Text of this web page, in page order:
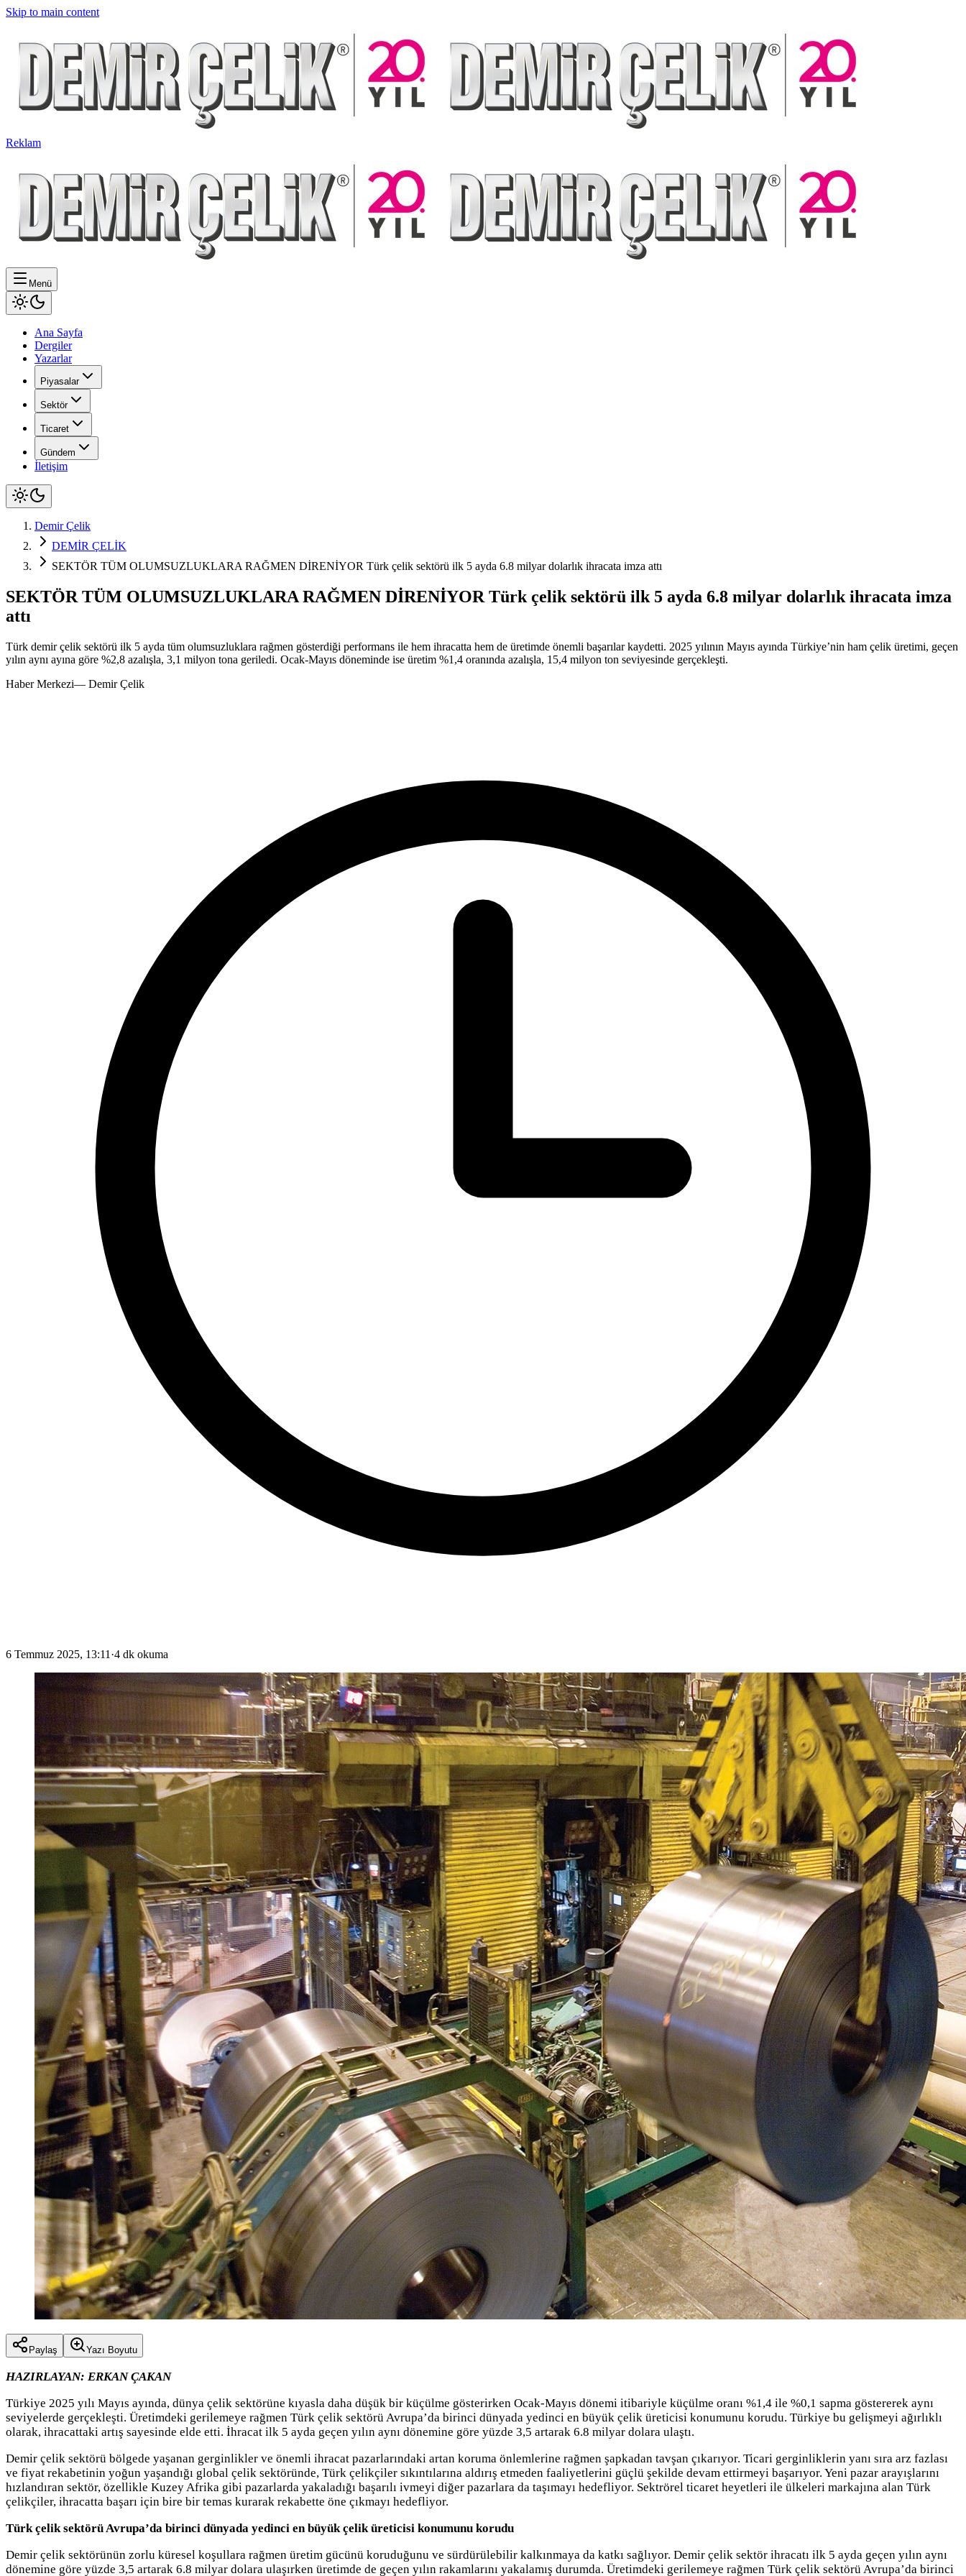
Skip to main content
Reklam
Menü
Ana Sayfa
Dergiler
Yazarlar
Piyasalar
Sektör
Ticaret
Gündem
İletişim
Demir Çelik
DEMİR ÇELİK
SEKTÖR TÜM OLUMSUZLUKLARA RAĞMEN DİRENİYOR Türk çelik sektörü ilk 5 ayda 6.8 milyar dolarlık ihracata imza attı
SEKTÖR TÜM OLUMSUZLUKLARA RAĞMEN DİRENİYOR Türk çelik sektörü ilk 5 ayda 6.8 milyar dolarlık ihracata imza
attı
Türk demir çelik sektörü ilk 5 ayda tüm olumsuzluklara rağmen gösterdiği performans ile hem ihracatta hem de üretimde önemli başarılar kaydetti. 2025 yılının Mayıs ayında Türkiye’nin ham çelik üretimi, geçen
yılın aynı ayına göre %2,8 azalışla, 3,1 milyon tona geriledi. Ocak-Mayıs döneminde ise üretim %1,4 oranında azalışla, 15,4 milyon ton seviyesinde gerçekleşti.
Haber Merkezi— Demir Çelik
6 Temmuz 2025, 13:11 ·4 dk okuma
Paylaş Yazı Boyutu
HAZIRLAYAN: ERKAN ÇAKAN
Türkiye 2025 yılı Mayıs ayında, dünya çelik sektörüne kıyasla daha düşük bir küçülme gösterirken Ocak-Mayıs dönemi itibariyle küçülme oranı %1,4 ile %0,1 sapma göstererek aynı
seviyelerde gerçekleşti. Üretimdeki gerilemeye rağmen Türk çelik sektörü Avrupa’da birinci dünyada yedinci en büyük çelik üreticisi konumunu korudu. Türkiye bu gelişmeyi ağırlıklı
olarak, ihracattaki artış sayesinde elde etti. İhracat ilk 5 ayda geçen yılın aynı dönemine göre yüzde 3,5 artarak 6.8 milyar dolara ulaştı.
Demir çelik sektörü bölgede yaşanan gerginlikler ve önemli ihracat pazarlarındaki artan koruma önlemlerine rağmen şapkadan tavşan çıkarıyor. Ticari gerginliklerin yanı sıra arz fazlası
ve fiyat rekabetinin yoğun yaşandığı global çelik sektöründe, Türk çelikçiler sıkıntılarına aldırış etmeden faaliyetlerini güçlü şekilde devam ettirmeyi başarıyor. Yeni pazar arayışlarını
hızlandıran sektör, özellikle Kuzey Afrika gibi pazarlarda yakaladığı başarılı ivmeyi diğer pazarlara da taşımayı hedefliyor. Sektrörel ticaret heyetleri ile ülkeleri markajına alan Türk
çelikçiler, ihracatta başarı için bire bir temas kurarak rekabette öne çıkmayı hedefliyor.
Türk çelik sektörü Avrupa’da birinci dünyada yedinci en büyük çelik üreticisi konumunu korudu
Demir çelik sektörünün zorlu küresel koşullara rağmen üretim gücünü koruduğunu ve sürdürülebilir kalkınmaya da katkı sağlıyor. Demir çelik sektör ihracatı ilk 5 ayda geçen yılın aynı
dönemine göre yüzde 3,5 artarak 6.8 milyar dolara ulaşırken üretimde de geçen yılın rakamlarını yakalamış durumda. Üretimdeki gerilemeye rağmen Türk çelik sektörü Avrupa’da birinci